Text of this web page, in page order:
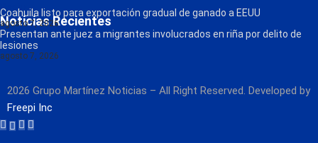
Radio
Noticias Recientes
Coahuila listo para exportación gradual de ganado a EEUU
agosto 7, 2026
Presentan ante juez a migrantes involucrados en riña por delito de
lesiones
agosto 7, 2026
2026 Grupo Martínez Noticias – All Right Reserved. Developed by
Freepi Inc